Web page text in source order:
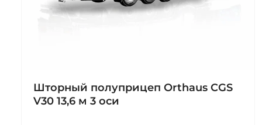
Шторный полуприцеп Orthaus CGS
V30 13,6 м 3 оси